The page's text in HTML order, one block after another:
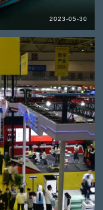
2023-05-30